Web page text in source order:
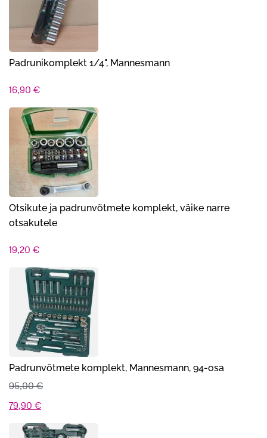
Padrunikomplekt 1/4", Mannesmann
16,90 €
Otsikute ja padrunvõtmete komplekt, väike narre
otsakutele
19,20 €
Padrunvõtmete komplekt, Mannesmann, 94-osa
95,00€
Algne
hind
79,90 €Praegune
hind